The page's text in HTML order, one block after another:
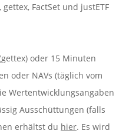
, gettex, FactSet und justETF
oder 15 Minuten
oder NAVs (täglich vom
Wertentwicklungsangaben
Ausschüttungen (falls
erhältst du hier. Es wird